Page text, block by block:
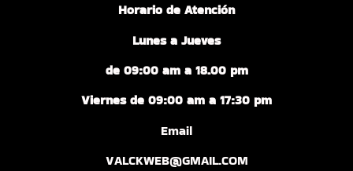
Horario de Atención
Lunes a Jueves
de 09:00 am a 18.00 pm
Viernes de 09:00 am a 17:30 pm
Email
VALCKWEB@GMAIL.COM